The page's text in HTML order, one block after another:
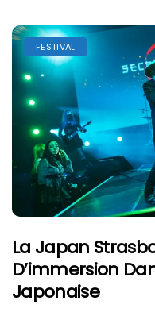
FESTIVAL
La Japan
D’immersion
Japonaise